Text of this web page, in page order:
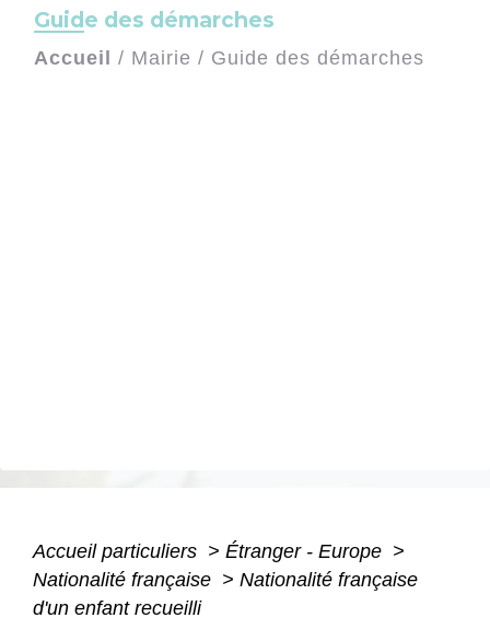
Guide des démarches
Accueil / Mairie / Guide des démarches
Accueil particuliers > Étranger - Europe >
Nationalité française > Nationalité française
d'un enfant recueilli